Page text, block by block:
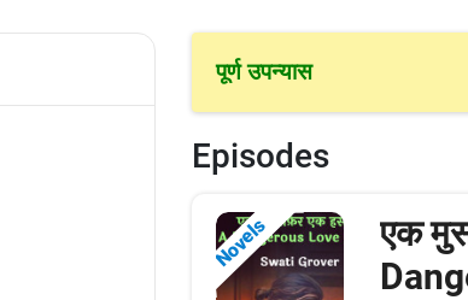
पूर्ण उपन्यास
Episodes
Novels
एक